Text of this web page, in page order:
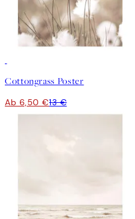
Cottongrass Poster
Ab 6,50 €13 €